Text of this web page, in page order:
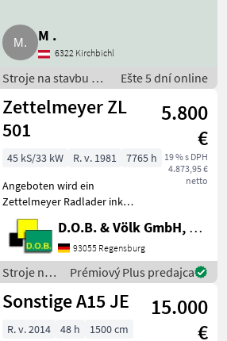
M .
6322 Kirchbichl
Stroje na stavbu /
Ostatné stroje
stavebného
priemyslu
Ešte 5 dní online
Zettelmeyer ZL
501
5.800
€
19 % s DPH
4.873,95 €
netto
45 kS/33 kW R. v. 1981
7765 h
Angeboten wird ein
Zettelmeyer Radlader inkl.
Schaufel und
Palettengabel. Sollten Sie
Fragen haben stehe Ich
gerne zur Verfügung. Stroje
na stavbu Čelný nakladač
D.O.B. & Völk GmbH, Filiale Regensburg
93055 Regensburg
Stroje na
stavbu /
Zettelmeyer
Prémiový Plus predajca
Sonstige A15 JE
15.000
€
R. v. 2014 48 h 1500 cm